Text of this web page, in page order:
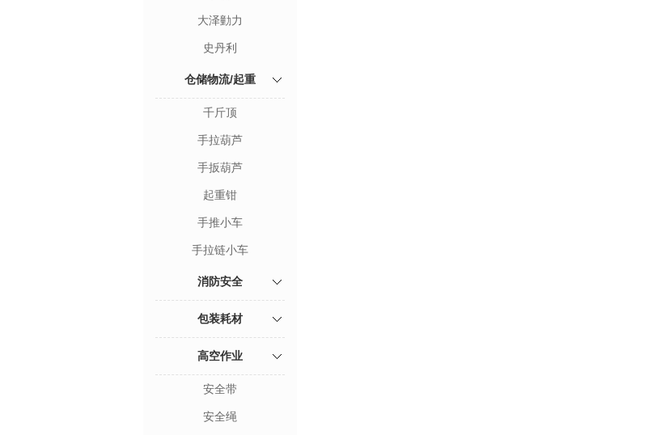
大泽勭力
史丹利
仓储物流/起重
千斤顶
手拉葫芦
手扳葫芦
起重钳
手推小车
手拉链小车
消防安全
包装耗材
高空作业
安全带
安全绳